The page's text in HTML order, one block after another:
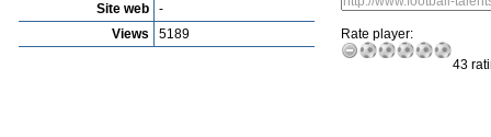
Site web
-
Views
5189
Rate player:
43